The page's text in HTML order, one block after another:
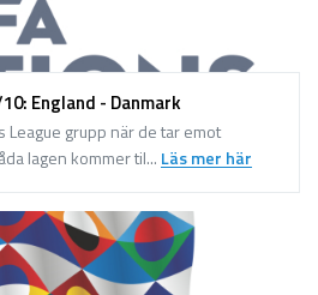
England - Danmark
League grupp när de tar emot
lagen kommer til... Läs mer här